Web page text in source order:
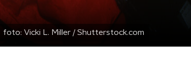
foto: Vicki L. Miller / Shutterstock.com